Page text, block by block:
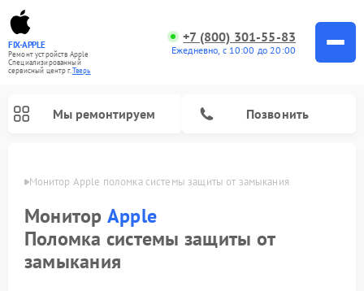
FIX-APPLE
Ремонт устройств Apple
Специализированный
cервисный центр г.Тверь
+7 (800) 301-55-83
Ежедневно, с 10:00 до 20:00
Мы ремонтируем Позвонить
Монитор Apple поломка системы защиты от замыкания
Монитор Apple
Поломка системы защиты от
замыкания